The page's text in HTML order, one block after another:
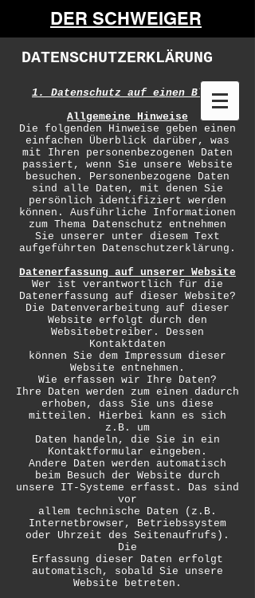
DER SCHWEIGER
DATENSCHUTZERKLÄRUNG
1. Datenschutz auf einen Blick
Allgemeine Hinweise
Die folgenden Hinweise geben einen
einfachen Überblick darüber, was
mit Ihren personenbezogenen Daten
passiert, wenn Sie unsere Website
besuchen. Personenbezogene Daten
sind alle Daten, mit denen Sie
persönlich identifiziert werden
können. Ausführliche Informationen
zum Thema Datenschutz entnehmen
Sie unserer unter diesem Text
aufgeführten Datenschutzerklärung.
Datenerfassung auf unserer Website
Wer ist verantwortlich für die
Datenerfassung auf dieser Website?
Die Datenverarbeitung auf dieser
Website erfolgt durch den
Websitebetreiber. Dessen
Kontaktdaten
können Sie dem Impressum dieser
Website entnehmen.
Wie erfassen wir Ihre Daten?
Ihre Daten werden zum einen dadurch
erhoben, dass Sie uns diese
mitteilen. Hierbei kann es sich
z.B. um
Daten handeln, die Sie in ein
Kontaktformular eingeben.
Andere Daten werden automatisch
beim Besuch der Website durch
unsere IT-Systeme erfasst. Das sind
vor
allem technische Daten (z.B.
Internetbrowser, Betriebssystem
oder Uhrzeit des Seitenaufrufs).
Die
Erfassung dieser Daten erfolgt
automatisch, sobald Sie unsere
Website betreten.